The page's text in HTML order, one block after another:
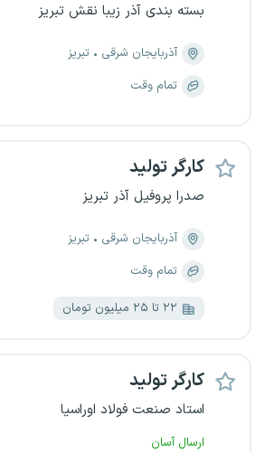
بسته بندی آذر زیبا نقش تبریز
آذربایجان شرقی
تبریز
تمام وقت
کارگر تولید
صدرا پروفیل آذر تبریز
آذربایجان شرقی
تبریز
تمام وقت
۲۲ تا ۲۵ میلیون تومان
کارگر تولید
استاد صنعت فولاد اوراسیا
ارسال آسان